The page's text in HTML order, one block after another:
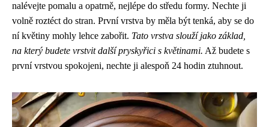
nalévejte pomalu a opatrně, nejlépe do středu formy. Nechte ji
volně roztéct do stran. První vrstva by měla být tenká, aby se do
ní květiny mohly lehce zabořit. Tato vrstva slouží jako základ,
na který budete vrstvit další pryskyřici s květinami. Až budete s
první vrstvou spokojeni, nechte ji alespoň 24 hodin ztuhnout.